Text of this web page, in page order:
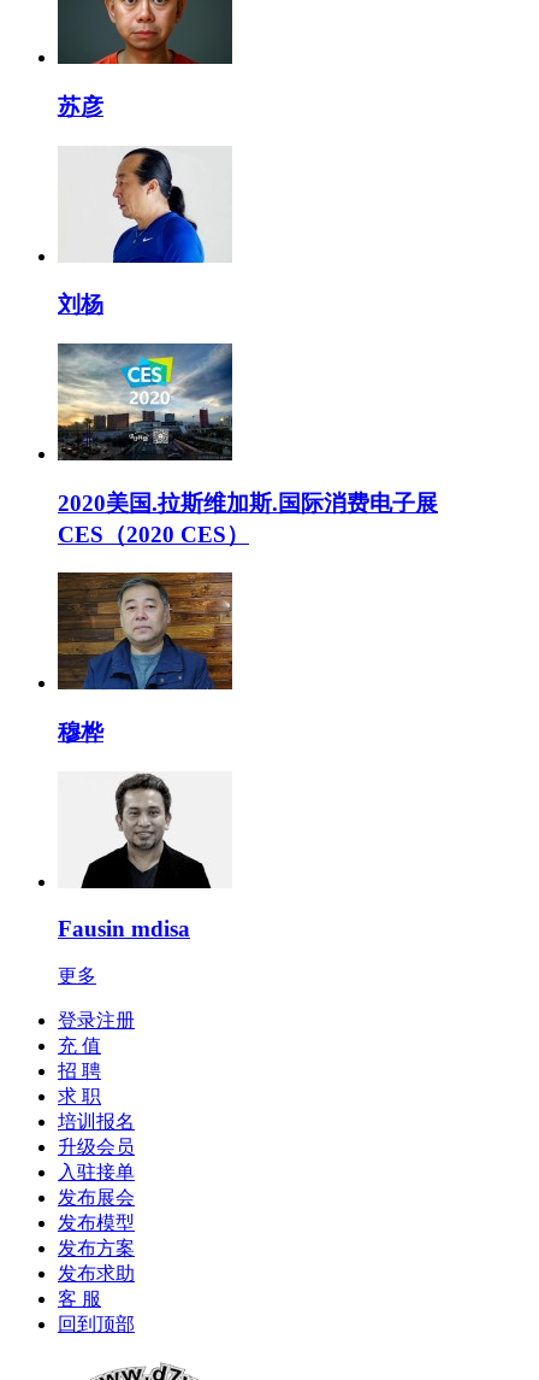
苏彦
刘杨
2020美国.拉斯维加斯.国际消费电子展
CES（2020 CES）
穆桦
Fausin mdisa
更多
登录注册
充 值
招 聘
求 职
培训报名
升级会员
入驻接单
发布展会
发布模型
发布方案
发布求助
客 服
回到顶部